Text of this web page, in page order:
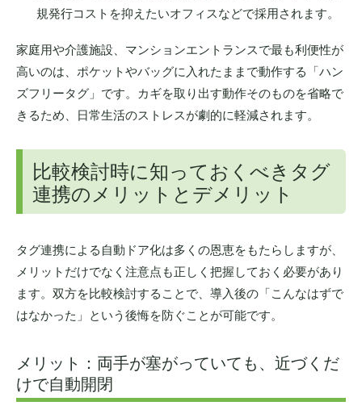
規発行コストを抑えたいオフィスなどで採用されます。
家庭用や介護施設、マンションエントランスで最も利便性が
高いのは、ポケットやバッグに入れたままで動作する「ハン
ズフリータグ」です。カギを取り出す動作そのものを省略で
きるため、日常生活のストレスが劇的に軽減されます。
比較検討時に知っておくべきタグ
連携のメリットとデメリット
タグ連携による自動ドア化は多くの恩恵をもたらしますが、
メリットだけでなく注意点も正しく把握しておく必要があり
ます。双方を比較検討することで、導入後の「こんなはずで
はなかった」という後悔を防ぐことが可能です。
メリット：両手が塞がっていても、近づくだ
けで自動開閉